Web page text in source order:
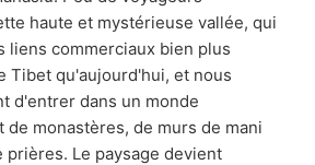
haute et mystérieuse vallée, qui
liens commerciaux bien plus
Tibet qu'aujourd'hui, et nous
d'entrer dans un monde
de monastères, de murs de mani
prières. Le paysage devient